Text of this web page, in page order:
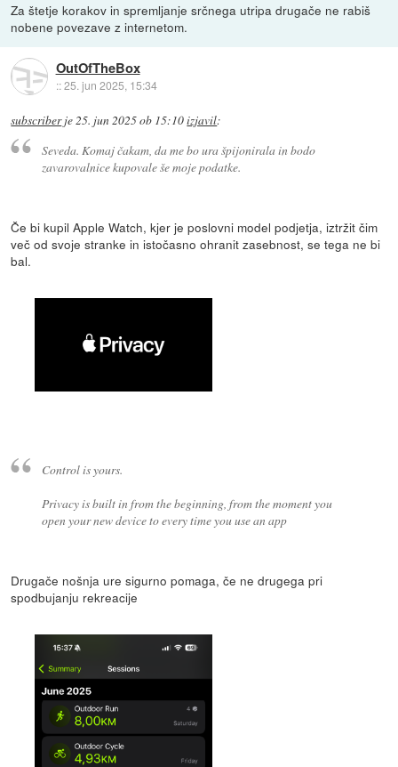
Za štetje korakov in spremljanje srčnega utripa drugače ne rabiš
nobene povezave z internetom.
OutOfTheBox
::25. jun 2025, 15:34
subscriberje25. jun 2025 ob 15:10izjavil:
Seveda. Komaj čakam, da me bo ura špijonirala in bodo
zavarovalnice kupovale še moje podatke.
Če bi kupil Apple Watch, kjer je poslovni model podjetja, iztržit čim
več od svoje stranke in istočasno ohranit zasebnost, se tega ne bi
bal.
Control is yours.
Privacy is built in from the beginning, from the moment you
open your new device to every time you use an app
Drugače nošnja ure sigurno pomaga, če ne drugega pri
spodbujanju rekreacije